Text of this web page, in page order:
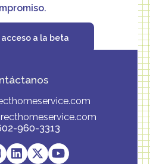
a la beta
960-3313